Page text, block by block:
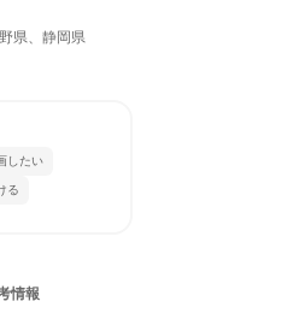
県、静岡県
したい
る
情報